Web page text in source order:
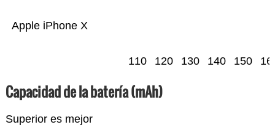
Apple iPhone X
110 120 130 140 150
Capacidad de la batería (mAh)
Superior es mejor